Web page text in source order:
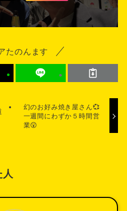
たのんます
幻のお好み焼き屋さん💞
一週間にわずか５時間営
業😲